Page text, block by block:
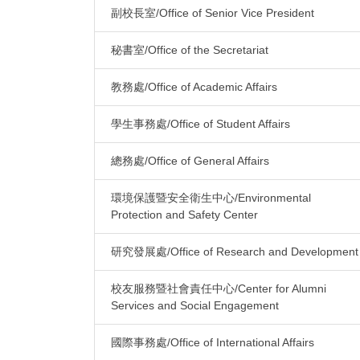
副校長室/Office of Senior Vice President
秘書室/Office of the Secretariat
教務處/Office of Academic Affairs
學生事務處/Office of Student Affairs
總務處/Office of General Affairs
環境保護暨安全衛生中心/Environmental
Protection and Safety Center
研究發展處/Office of Research and Development
校友服務暨社會責任中心/Center for Alumni
Services and Social Engagement
國際事務處/Office of International Affairs